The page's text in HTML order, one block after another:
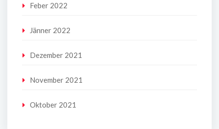
Feber 2022
Jänner 2022
Dezember 2021
November 2021
Oktober 2021